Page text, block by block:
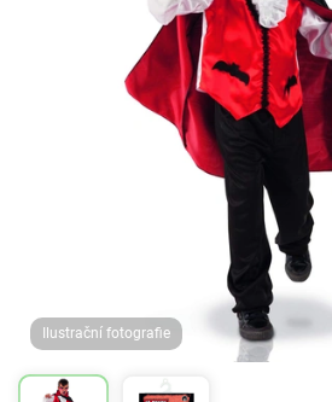
Ilustrační fotografie